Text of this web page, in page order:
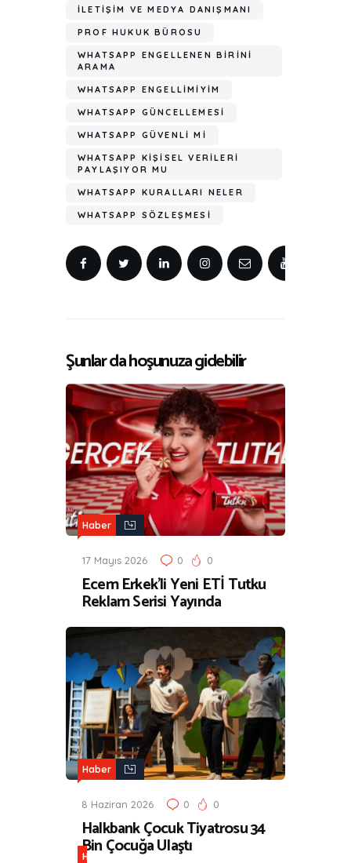
İLETIŞIM VE MEDYA DANIŞMANI
PROF HUKUK BÜROSU
WHATSAPP ENGELLENEN BIRINI
ARAMA
WHATSAPP ENGELLIMIYIM
WHATSAPP GÜNCELLEMESI
WHATSAPP GÜVENLI MI
WHATSAPP KIŞISEL VERILERI
PAYLAŞIYOR MU
WHATSAPP KURALLARI NELER
WHATSAPP SÖZLEŞMESI
Şunlar da hoşunuza gidebilir
Haber
17 Mayıs 2026 0 0
Ecem Erkek’li Yeni ETİ Tutku
Reklam Serisi Yayında
Haber
8 Haziran 2026 0 0
Halkbank Çocuk Tiyatrosu 34
Bin Çocuğa Ulaştı
H